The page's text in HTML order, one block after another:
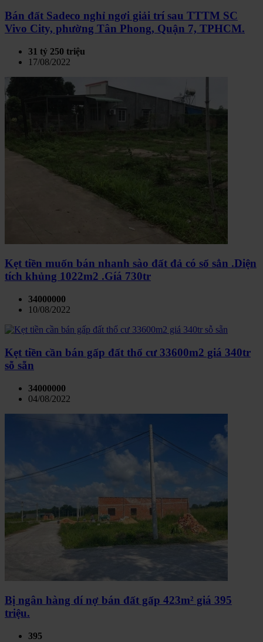
Bán đất Sadeco nghỉ ngơi giải trí sau TTTM SC
Vivo City, phường Tân Phong, Quận 7, TPHCM.
31 tỷ 250 triệu
17/08/2022
Kẹt tiền muốn bán nhanh sào đất đả có sổ sẳn .Diện
tích khủng 1022m2 .Gíá 730tr
34000000
10/08/2022
Kẹt tiền cần bán gấp đất thổ cư 33600m2 giá 340tr
sỗ sẵn
34000000
04/08/2022
Bị ngân hàng dí nợ bán đất gấp 423m² giá 395
triệu.
395